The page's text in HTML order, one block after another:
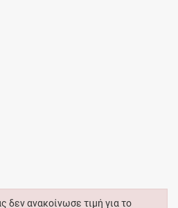
δεν ανακοίνωσε τιμή για το